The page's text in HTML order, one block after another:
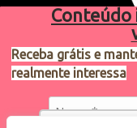
Receba grátis e
realmente interessa